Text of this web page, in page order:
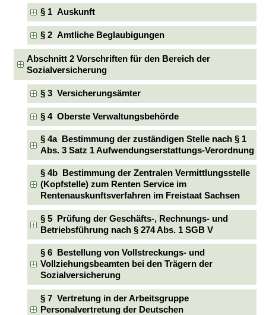
§ 1 Auskunft
§ 2 Amtliche Beglaubigungen
Abschnitt 2 Vorschriften für den Bereich der
Sozialversicherung
§ 3 Versicherungsämter
§ 4 Oberste Verwaltungsbehörde
§ 4a Bestimmung der zuständigen Stelle nach § 1
Abs. 3 Satz 1 Aufwendungserstattungs-Verordnung
§ 4b Bestimmung der Zentralen Vermittlungsstelle
(Kopfstelle) zum Renten Service im
Rentenauskunftsverfahren im Freistaat Sachsen
§ 5 Prüfung der Geschäfts-, Rechnungs- und
Betriebsführung nach § 274 Abs. 1 SGB V
§ 6 Bestellung von Vollstreckungs- und
Vollziehungsbeamten bei den Trägern der
Sozialversicherung
§ 7 Vertretung in der Arbeitsgruppe
Personalvertretung der Deutschen